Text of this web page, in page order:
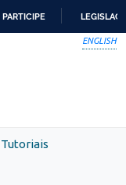
PARTICIPE
ENGLISH
Tutoriais